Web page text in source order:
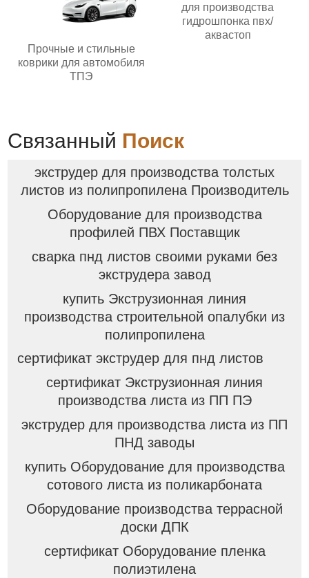
Прочные и стильные
коврики для автомобиля
ТПЭ
для производства
гидрошпонка пвх/
аквастоп
Связанный Поиск
экструдер для производства толстых
листов из полипропилена Производитель
Оборудование для производства
профилей ПВХ Поставщик
сварка пнд листов своими руками без
экструдера завод
купить Экструзионная линия
производства строительной опалубки из
полипропилена
сертификат экструдер для пнд листов
сертификат Экструзионная линия
производства листа из ПП ПЭ
экструдер для производства листа из ПП
ПНД заводы
купить Оборудование для производства
сотового листа из поликарбоната
Оборудование производства террасной
доски ДПК
сертификат Оборудование пленка
полиэтилена